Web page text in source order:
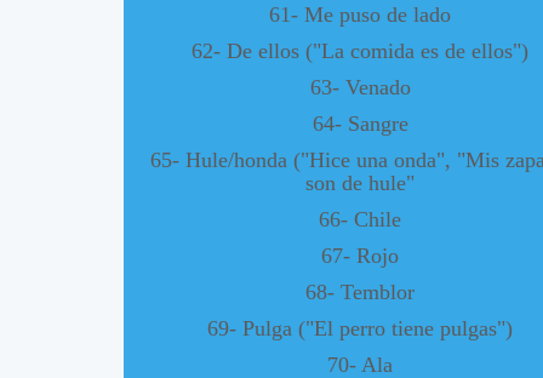
61- Me puso de lado
62- De ellos ("La comida es de ellos")
63- Venado
64- Sangre
65- Hule/honda ("Hice una onda", "Mis
son de hule"
66- Chile
67- Rojo
68- Temblor
69- Pulga ("El perro tiene pulgas")
70- Ala